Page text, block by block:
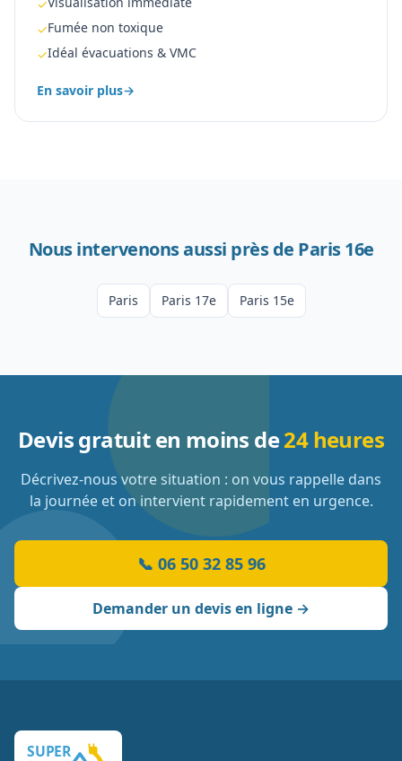
✓
✓Fumée non toxique
✓Idéal évacuations & VMC
En savoir plus→
Nous intervenons aussi près de Paris 16e
Paris Paris 17e Paris 15e
Devis gratuit en moins de24 heures
Décrivez-nous votre situation : on vous rappelle dans
la journée et on intervient rapidement en urgence.
📞 06 50 32 85 96
Demander un devis en ligne →